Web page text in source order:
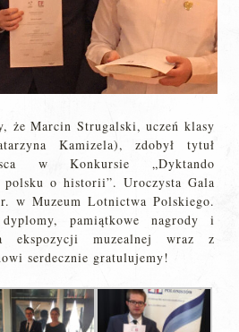
że Marcin Strugalski, uczeń klasy
Kamizela), zdobył tytuł
w Konkursie „Dyktando
polsku o historii”. Uroczysta Gala
w Muzeum Lotnictwa Polskiego.
pamiątkowe nagrody i
ekspozycji muzealnej wraz z
serdecznie gratulujemy!